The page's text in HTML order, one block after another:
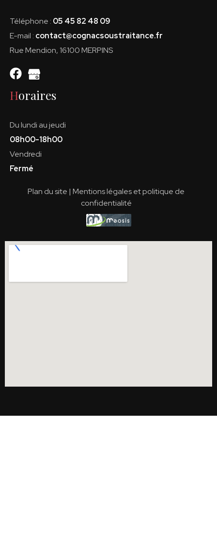
Téléphone : 05 45 82 48 09
E-mail : contact@cognacsoustraitance.fr
Rue Mendion, 16100 MERPINS
Horaires
Du lundi au jeudi
08h00-18h00
Vendredi
Fermé
Plan du site | Mentions légales et politique de
confidentialité